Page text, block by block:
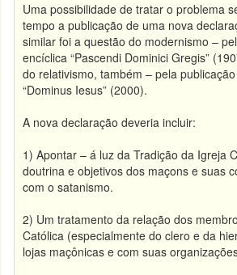
Uma possibilidade de tratar o problema
tempo a publicação de uma nova
similar foi a questão do modernismo –
encíclica “Pascendi Dominici Gregis”
do relativismo, também – pela
“Dominus Iesus” (2000).
A nova declaração deveria incluir:
1) Apontar – á luz da Tradição da Igreja
doutrina e objetivos dos maçons e suas
com o satanismo.
2) Um tratamento da relação dos
Católica (especialmente do clero e da
lojas maçônicas e com suas